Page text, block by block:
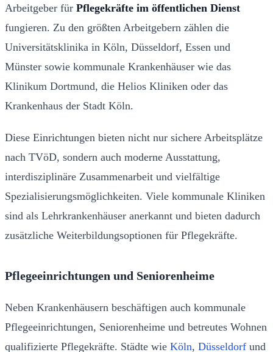
Arbeitgeber für Pflegekräfte im öffentlichen Dienst
fungieren. Zu den größten Arbeitgebern zählen die
Universitätsklinika in Köln, Düsseldorf, Essen und
Münster sowie kommunale Krankenhäuser wie das
Klinikum Dortmund, die Helios Kliniken oder das
Krankenhaus der Stadt Köln.
Diese Einrichtungen bieten nicht nur sichere Arbeitsplätze
nach TVöD, sondern auch moderne Ausstattung,
interdisziplinäre Zusammenarbeit und vielfältige
Spezialisierungsmöglichkeiten. Viele kommunale Kliniken
sind als Lehrkrankenhäuser anerkannt und bieten dadurch
zusätzliche Weiterbildungsoptionen für Pflegekräfte.
Pflegeeinrichtungen und Seniorenheime
Neben Krankenhäusern beschäftigen auch kommunale
Pflegeeinrichtungen, Seniorenheime und betreutes Wohnen
qualifizierte Pflegekräfte. Städte wie Köln, Düsseldorf und